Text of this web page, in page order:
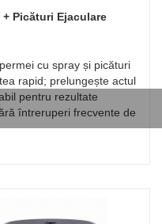
Picături Ejaculare
cu spray și picături
rapid; prelungește actul
pentru rezultate
întreruperi frecvente de